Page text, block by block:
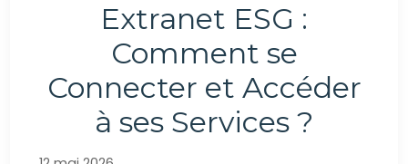
Emploi
Extranet ESG :
Comment se
Connecter et Accéder
à ses Services ?